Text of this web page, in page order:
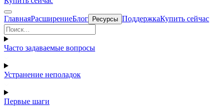
ГлавнаяРасширениеБлог Ресурсы ПоддержкаКупить сейчас
Часто задаваемые вопросы
Устранение неполадок
Первые шаги